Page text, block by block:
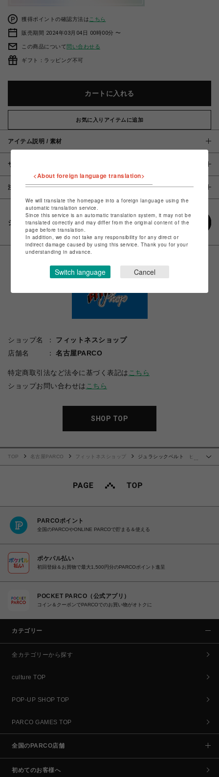
獲得ポイントの確認方法は こちら
販売期間 2024年03月04日 00時00分 〜
この商品について問い合わせる
ギフト：ラッピング不可
カートに入れる
お気に入りアイテムに追加
アイテム説明 / 素材
サイズ
注意事項
シェアする
ショップ名
フィットネスショップ
店舗名
名古屋PARCO
特定商取引法など法令に基づく表記は こちら
ショップお問い合わせは こちら
SHOP TOP
TOP 名古屋PARCO フィットネスショップ
ジュラシックベルト ピン
PARCOポイント
全国のPARCOやONLINE PARCOで貯まる＆使える
ポケパル払い
初回登録＆お買物で最大1,500円分のPARCOポイント進呈
POCKET PARCO（公式アプリ）
コイン＆クーポンでPARCOでのお買い物がオトクに
カテゴリー
全カテゴリーから探す
culture TOP
POP-UP SHOP TOP
PARCO GAMES TOP
全国のPARCO店舗
初めてのお客様へ
<About foreign language translation>
We will translate the homepage into a foreign language using the
automatic translation service.
Since this service is an automatic translation system, it may not be
translated correctly and may differ from the original content of the
page before translation.
In addition, we do not take any responsibility for any direct or
indirect damage caused by using this service. Thank you for your
understanding in advance.
Switch language Cancel